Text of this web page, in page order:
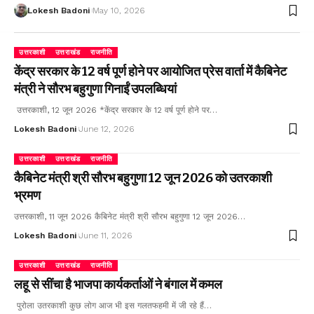
Lokesh Badoni May 10, 2026
उत्तरकाशी उत्तराखंड राजनीति
केंद्र सरकार के 12 वर्ष पूर्ण होने पर आयोजित प्रेस वार्ता में कैबिनेट
मंत्री ने सौरभ बहुगुणा गिनाईं उपलब्धियां
उत्तरकाशी, 12 जून 2026 *केंद्र सरकार के 12 वर्ष पूर्ण होने पर…
Lokesh Badoni June 12, 2026
उत्तरकाशी उत्तराखंड राजनीति
कैबिनेट मंत्री श्री सौरभ बहुगुणा 12 जून 2026 को उतरकाशी
भ्रमण
उत्तरकाशी, 11 जून 2026 कैबिनेट मंत्री श्री सौरभ बहुगुणा 12 जून 2026…
Lokesh Badoni June 11, 2026
उत्तरकाशी उत्तराखंड राजनीति
लहू से सींचा है भाजपा कार्यकर्ताओं ने बंगाल में कमल
पुरोला उतरकाशी कुछ लोग आज भी इस गलतफहमी में जी रहे हैं…